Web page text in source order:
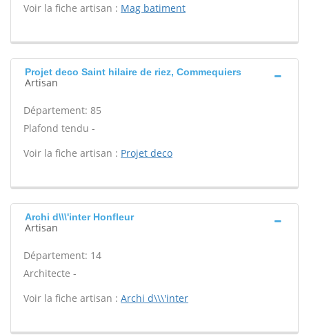
Voir la fiche artisan : Mag batiment
Projet deco Saint hilaire de riez, Commequiers
Artisan
Département: 85
Plafond tendu -
Voir la fiche artisan : Projet deco
Archi d\\\'inter Honfleur
Artisan
Département: 14
Architecte -
Voir la fiche artisan : Archi d\\\'inter